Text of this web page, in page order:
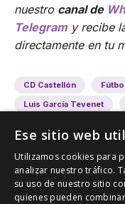
nuestro canal de
Telegramy recibe
directamente en tu
CD Castellón
Luis García Tevenet
Ese sitio web
Utilizamos cookies para
analizar nuestro tráfico.
su uso de nuestro sitio
quienes pueden